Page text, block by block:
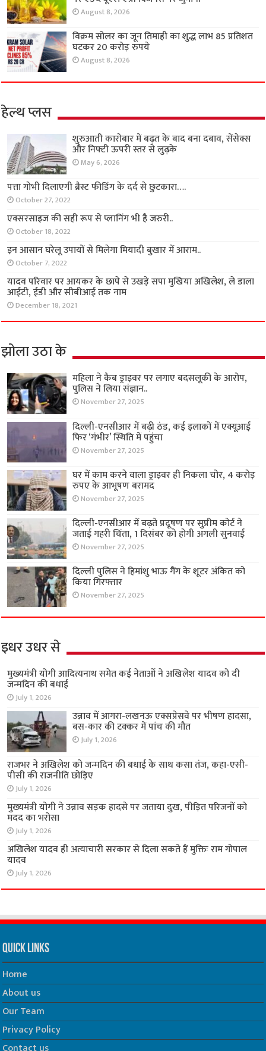
August 8, 2026
विक्रम सोलर का जून तिमाही का शुद्ध लाभ 85 प्रतिशत
घटकर 20 करोड़ रुपये
August 8, 2026
हेल्थ प्लस
शुरुआती कारोबार में बढ़त के बाद बना दबाव, सेंसेक्स
और निफ्टी ऊपरी स्तर से लुढ़के
May 6, 2026
पत्ता गोभी दिलाएगी ब्रैस्ट फीडिंग के दर्द से छुटकारा….
October 27, 2022
एक्सरसाइज की सही रूप से प्लानिंग भी है जरुरी..
October 18, 2022
इन आसान घरेलू उपायों से मिलेगा मियादी बुखार में आराम..
October 7, 2022
यादव परिवार पर आयकर के छापे से उखड़े सपा मुखिया अखिलेश, ले डाला
आईटी, ईडी और सीबीआई तक नाम
December 18, 2021
झोला उठा के
महिला ने कैब ड्राइवर पर लगाए बदसलूकी के आरोप,
पुलिस ने लिया संज्ञान..
November 27, 2025
दिल्ली-एनसीआर में बढ़ी ठंड, कई इलाकों में एक्यूआई
फिर ‘गंभीर’ स्थिति में पहुंचा
November 27, 2025
घर में काम करने वाला ड्राइवर ही निकला चोर, 4 करोड़
रुपए के आभूषण बरामद
November 27, 2025
दिल्ली-एनसीआर में बढ़ते प्रदूषण पर सुप्रीम कोर्ट ने
जताई गहरी चिंता, 1 दिसंबर को होगी अगली सुनवाई
November 27, 2025
दिल्ली पुलिस ने हिमांशु भाऊ गैंग के शूटर अंकित को
किया गिरफ्तार
November 27, 2025
इधर उधर से
मुख्यमंत्री योगी आदित्यनाथ समेत कई नेताओं ने अखिलेश यादव को दी
जन्मदिन की बधाई
July 1, 2026
उन्नाव में आगरा-लखनऊ एक्सप्रेसवे पर भीषण हादसा,
बस-कार की टक्कर में पांच की मौत
July 1, 2026
राजभर ने अखिलेश को जन्मदिन की बधाई के साथ कसा तंज, कहा-एसी-
पीसी की राजनीति छोड़िए
July 1, 2026
मुख्यमंत्री योगी ने उन्नाव सड़क हादसे पर जताया दुख, पीड़ित परिजनों को
मदद का भरोसा
July 1, 2026
अखिलेश यादव ही अत्याचारी सरकार से दिला सकते हैं मुक्तिः राम गोपाल
यादव
July 1, 2026
Quick Links
Home
About us
Our Team
Privacy Policy